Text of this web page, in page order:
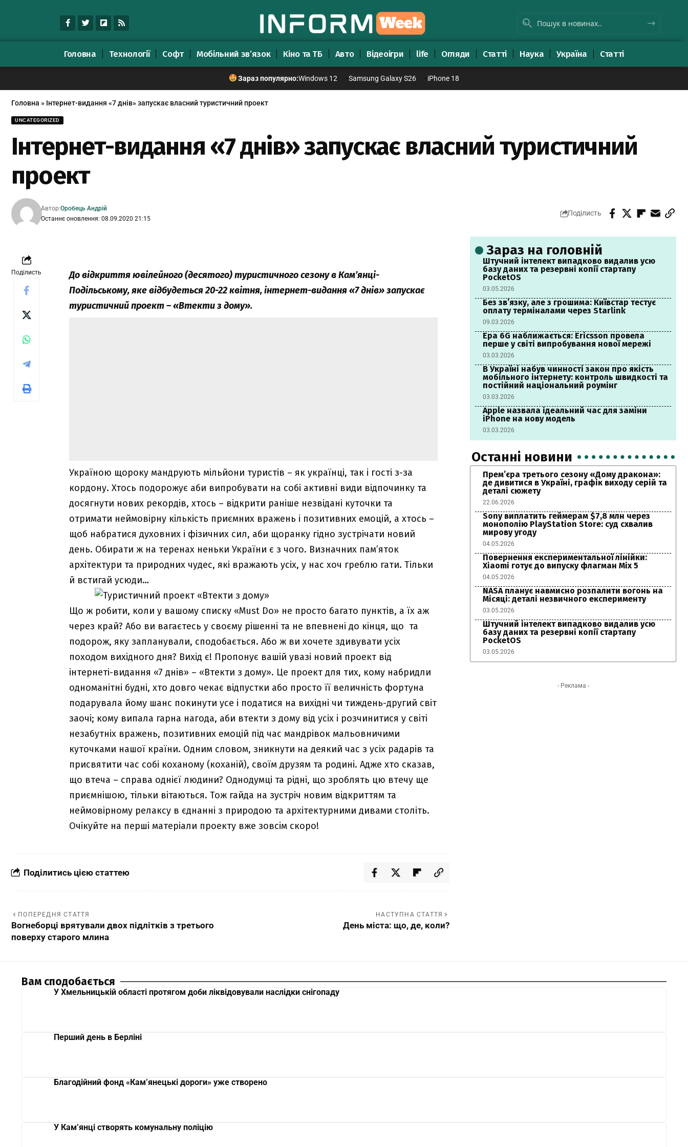
Головна Технології Софт Мобільний зв’язок Кіно та ТБ Авто Відеоігри life Огляди Статті Наука Україна Статті
Зараз популярно:Windows 12 Samsung Galaxy S26 iPhone 18
Головна » Інтернет-видання «7 днів» запускає власний туристичний проект
UNCATEGORIZED
Інтернет-видання «7 днів» запускає власний туристичний
проект
Останнє оновлення: 08.09.2020 21:15
Автор:Оробець Андрій
Поділисть
Поділисть
До відкриття ювілейного (десятого) туристичного сезону в Кам’янці-
Подільському, яке відбудеться 20-22 квітня, інтернет-видання «7 днів» запускає
туристичний проект – «Втекти з дому».
Україною щороку мандрують мільйони туристів – як українці, так і гості з-за
кордону. Хтось подорожує аби випробувати на собі активні види відпочинку та
досягнути нових рекордів, хтось – відкрити раніше незвідані куточки та
отримати неймовірну кількість приємних вражень і позитивних емоцій, а хтось –
щоб набратися духовних і фізичних сил, аби щоранку гідно зустрічати новий
день. Обирати ж на теренах неньки України є з чого. Визначних пам’яток
архітектури та природних чудес, які вражають усіх, у нас хоч греблю гати. Тільки
й встигай усюди…
Що ж робити, коли у вашому списку «Must Do» не просто багато пунктів, а їх аж
через край? Або ви вагаєтесь у своєму рішенні та не впевнені до кінця, що та
подорож, яку запланували, сподобається. Або ж ви хочете здивувати усіх
походом вихідного дня? Вихід є! Пропонує вашій увазі новий проект від
інтернеті-видання «7 днів» – «Втекти з дому». Це проект для тих, кому набридли
одноманітні будні, хто довго чекає відпустки або просто її величність фортуна
подарувала йому шанс покинути усе і податися на вихідні чи тиждень-другий світ
заочі; кому випала гарна нагода, аби втекти з дому від усіх і розчинитися у світі
незабутніх вражень, позитивних емоцій під час мандрівок мальовничими
куточками нашої країни. Одним словом, зникнути на деякий час з усіх радарів та
присвятити час собі коханому (коханій), своїм друзям та родині. Адже хто сказав,
що втеча – справа однієї людини? Однодумці та рідні, що зроблять цю втечу ще
приємнішою, тільки вітаються. Тож гайда на зустріч новим відкриттям та
неймовірному релаксу в єднанні з природою та архітектурними дивами століть.
Очікуйте на перші матеріали проекту вже зовсім скоро!
Поділитись цією статтею
ПОПЕРЕДНЯ СТАТТЯ
Вогнеборці врятували двох підлітків з третього
поверху старого млина
НАСТУПНА СТАТТЯ
День міста: що, де, коли?
Зараз на головній
Штучний інтелект випадково видалив усю
базу даних та резервні копії стартапу
PocketOS
03.05.2026
Без зв’язку, але з грошима: Київстар тестує
оплату терміналами через Starlink
09.03.2026
Ера 6G наближається: Ericsson провела
перше у світі випробування нової мережі
03.03.2026
В Україні набув чинності закон про якість
мобільного інтернету: контроль швидкості та
постійний національний роумінг
03.03.2026
Apple назвала ідеальний час для заміни
iPhone на нову модель
03.03.2026
Останні новини
Прем’єра третього сезону «Дому дракона»:
де дивитися в Україні, графік виходу серій та
деталі сюжету
22.06.2026
Sony виплатить геймерам $7,8 млн через
монополію PlayStation Store: суд схвалив
мирову угоду
04.05.2026
Повернення експериментальної лінійки:
Xiaomi готує до випуску флагман Mix 5
04.05.2026
NASA планує навмисно розпалити вогонь на
Місяці: деталі незвичного експерименту
03.05.2026
Штучний інтелект випадково видалив усю
базу даних та резервні копії стартапу
PocketOS
03.05.2026
- Реклама -
Вам сподобається
У Хмельницькій області протягом доби ліквідовували наслідки снігопаду
Перший день в Берліні
Благодійний фонд «Кам’янецькі дороги» уже створено
У Кам’янці створять комунальну поліцію